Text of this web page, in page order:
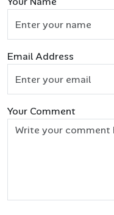
Email Address
Your Comment